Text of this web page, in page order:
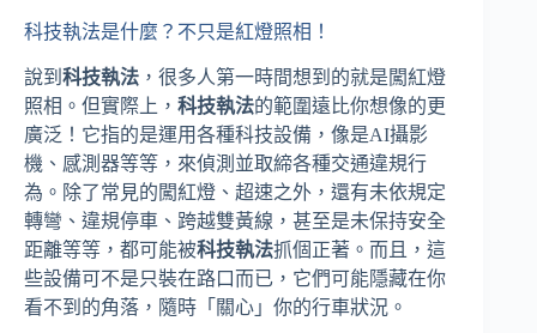
科技執法是什麼？不只是紅燈照相！
說到 科技執法 ，很多人第一時間想到的就是闖紅燈
照相。但實際上， 科技執法的範圍遠比你想像的更
廣泛！它指的是運用各種科技設備，像是AI攝影
機、感測器等等，來偵測並取締各種交通違規行
為。除了常見的闖紅燈、超速之外，還有未依規定
轉彎、違規停車、跨越雙黃線，甚至是未保持安全
距離等等，都可能被科技執法抓個正著。而且，這
些設備可不是只裝在路口而已，它們可能隱藏在你
看不到的角落，隨時「關心」你的行車狀況。